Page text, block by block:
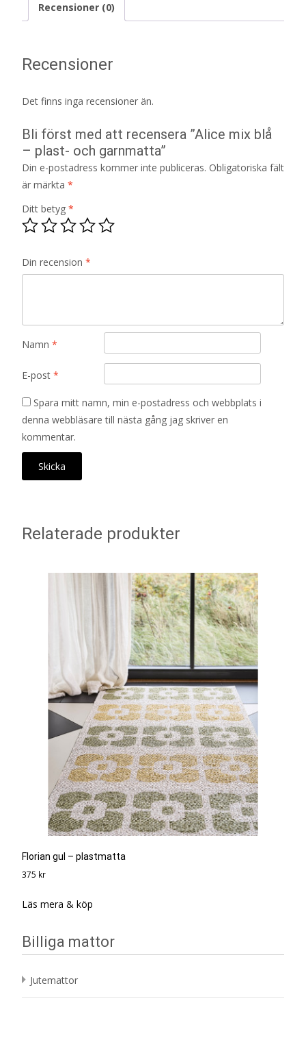
Recensioner (0)
Recensioner
Det finns inga recensioner än.
Bli först med att recensera ”Alice mix blå
– plast- och garnmatta”
Din e-postadress kommer inte publiceras. Obligatoriska fält
är märkta *
Ditt betyg *
Din recension *
Namn *
E-post *
Spara mitt namn, min e-postadress och webbplats i
denna webbläsare till nästa gång jag skriver en
kommentar.
Relaterade produkter
Florian gul – plastmatta
375 kr
Läs mera & köp
Billiga mattor
Jutemattor